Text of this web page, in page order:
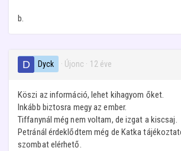
b.
Dyck · Újonc · 12 éve
Köszi az információ, lehet kihagyom őket.
Inkább biztosra megy az ember.
Tiffanynál még nem voltam, de izgat a kiscsaj.
Petránál érdeklődtem még de Katka
szombat elérhető.